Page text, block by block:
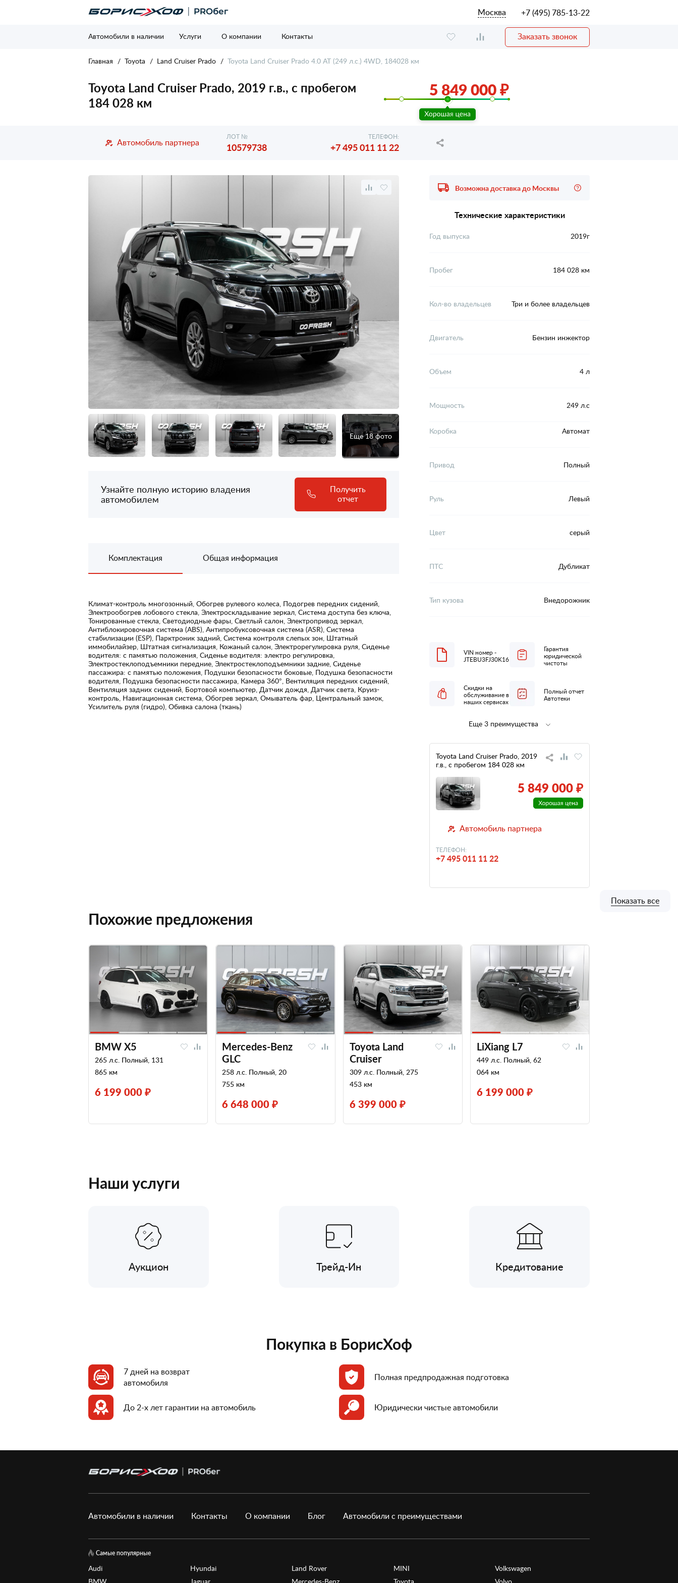
Москва +7 (495) 785-13-22
Автомобили в наличии Услуги О компании Контакты Заказать звонок
Главная Toyota Land Cruiser Prado Toyota Land Cruiser Prado 4.0 AT (249 л.с.) 4WD, 184028 км
Toyota Land Cruiser Prado, 2019 г.в., с пробегом
184 028 км
5 849 000 ₽
Автомобиль партнера
ЛОТ №
10579738
ТЕЛЕФОН:
+7 495 011 11 22
Еще 18 фото
Узнайте полную историю владения
автомобилем
Получить
отчет
Комплектация Общая информация
Климат-контроль многозонный, Обогрев рулевого колеса, Подогрев передних сидений,
Электрообогрев лобового стекла, Электроскладывание зеркал, Система доступа без ключа,
Тонированные стекла, Светодиодные фары, Светлый салон, Электропривод зеркал,
Антиблокировочная система (ABS), Антипробуксовочная система (ASR), Система
стабилизации (ESP), Парктроник задний, Система контроля слепых зон, Штатный
иммобилайзер, Штатная сигнализация, Кожаный салон, Электрорегулировка руля, Сиденье
водителя: с памятью положения, Сиденье водителя: электро регулировка,
Электростеклоподъемники передние, Электростеклоподъемники задние, Сиденье
пассажира: с памятью положения, Подушки безопасности боковые, Подушка безопасности
водителя, Подушка безопасности пассажира, Камера 360°, Вентиляция передних сидений,
Вентиляция задних сидений, Бортовой компьютер, Датчик дождя, Датчик света, Круиз-
контроль, Навигационная система, Обогрев зеркал, Омыватель фар, Центральный замок,
Усилитель руля (гидро), Обивка салона (ткань)
Возможна доставка до Москвы
Технические характеристики
Год выпуска 2019г
Пробег 184 028 км
Кол-во владельцев Три и более владельцев
Двигатель Бензин инжектор
Объем 4 л
Мощность 249 л.с
Коробка Автомат
Привод Полный
Руль Левый
Цвет серый
ПТС Дубликат
Тип кузова Внедорожник
VIN номер -
JTEBU3FJ30K165054
Гарантия
юридической
чистоты
Скидки на
обслуживание в
наших сервисах
Полный отчет
Автотеки
Полная
низкий
налог
Еще 3 преимущества
Toyota Land Cruiser Prado, 2019
г.в., с пробегом 184 028 км
5 849 000 ₽
Автомобиль партнера
ТЕЛЕФОН:
+7 495 011 11 22
Похожие предложения
BMW X5
265 л.с. Полный, 131
865 км
6 199 000 ₽
Mercedes-Benz
GLC
258 л.с. Полный, 20
755 км
6 648 000 ₽
Toyota Land
Cruiser
309 л.с. Полный, 275
453 км
6 399 000 ₽
LiXiang L7
449 л.с. Полный, 62
064 км
6 199 000 ₽
Показать все
Наши услуги
Аукцион Трейд-Ин Кредитование
Покупка в БорисХоф
7 дней на возврат
автомобиля
Полная предпродажная подготовка
До 2-х лет гарантии на автомобиль Юридически чистые автомобили
Автомобили в наличии Контакты О компании Блог Автомобили с преимуществами
Самые популярные
Audi
Hyundai
Land Rover
MINI
Volkswagen